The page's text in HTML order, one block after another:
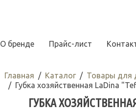
О бренде Прайс-лист
Главная Каталог
Товары для
Губка хозяйственная LaDina
ГУБКА